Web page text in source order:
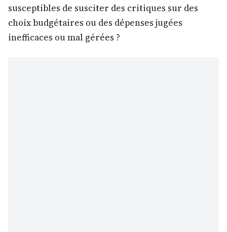
susceptibles de susciter des critiques sur des
choix budgétaires ou des dépenses jugées
inefficaces ou mal gérées ?